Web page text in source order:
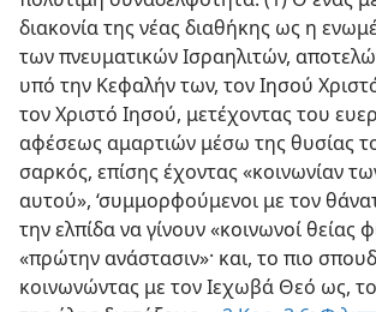
διακονία της νέας διαθήκης ως η
των πνευματικών Ισραηλιτών,
υπό την Κεφαλήν των, τον Ιησού
τον Χριστό Ιησού, μετέχοντας του
αφέσεως αμαρτιών μέσω της θυσίας
σαρκός, επίσης έχοντας «κοινωνίαν
αυτού», ‘συμμορφούμενοι με τον
την ελπίδα να γίνουν «κοινωνοί θείας
«πρώτην ανάστασιν»· και, το πιο
κοινωνώντας με τον Ιεχωβά Θεό ως,